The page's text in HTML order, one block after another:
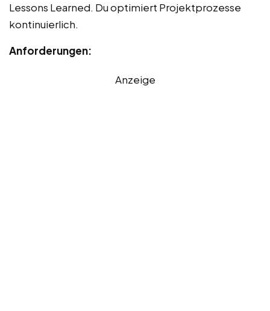
Lessons Learned. Du optimiert Projektprozesse
kontinuierlich.
Anforderungen:
Anzeige